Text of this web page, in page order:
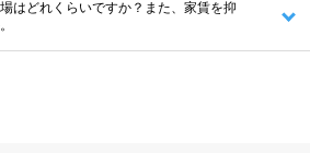
はどれくらいですか？また、家賃を抑